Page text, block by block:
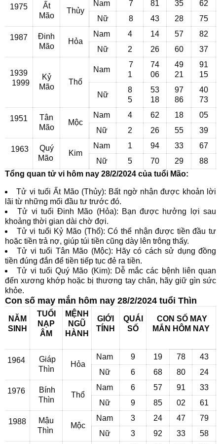
1975
Ất
Mão
Thủy
Nam 7 81 35
62
Nữ
8 43 28 75
1987
Đinh
Mão
Hỏa
Nam 4 14 57
82
Nữ
2 26 60 37
1939
1999
Kỷ
Mão
Thổ
Nam
7
1
74
06
49
21
91
15
Nữ
8
5
53
18
97
86
40
73
1951
Tân
Mão
Mộc
Nam 4 62 18
05
Nữ
2 26 55 39
1963
Quý
Mão
Kim
Nam 1 94 33
67
Nữ
5 70 29
88
Tổng quan tử vi hôm nay 28/2/2024 của tuổi Mão:
Tử vi tuổi Ất Mão (Thủy): Bất ngờ nhận được khoản lời
lãi từ những mối đầu tư trước đó.
Tử vi tuổi Đinh Mão (Hỏa): Bạn được hưởng lợi sau
khoảng thời gian dài chờ đợi.
Tử vi tuổi Kỷ Mão (Thổ): Có thể nhận được tiền đầu tư
hoặc tiền trả nợ, giúp túi tiền cũng dày lên trông thấy.
Tử vi tuổi Tân Mão (Mộc): Hãy có cách sử dụng đồng
tiền đúng đắn để tiền tiếp tục đẻ ra tiền.
Tử vi tuổi Quý Mão (Kim): Dễ mắc các bệnh liên quan
đến xương khớp hoặc bị thương tay chân, hãy giữ gìn sức
khỏe.
Con số may mắn hôm nay 28/2/2024 tuổi Thìn
NĂM
SINH
TUỔI
NẠP
ÂM
MỆNH
NGŨ
HÀNH
GIỚI
TÍNH
QUÁI
SỐ
CON SỐ MAY
MẮN HÔM NAY
1964
Giáp
Thìn
Hỏa
Nam 9 19 78
43
Nữ
6 68 80 24
1976
Bính
Thìn
Thổ
Nam 6 57 91
33
Nữ
9 85 02 61
1988
Mậu
Thìn
Mộc
Nam 3 24 47
79
Nữ
3 92 33 58